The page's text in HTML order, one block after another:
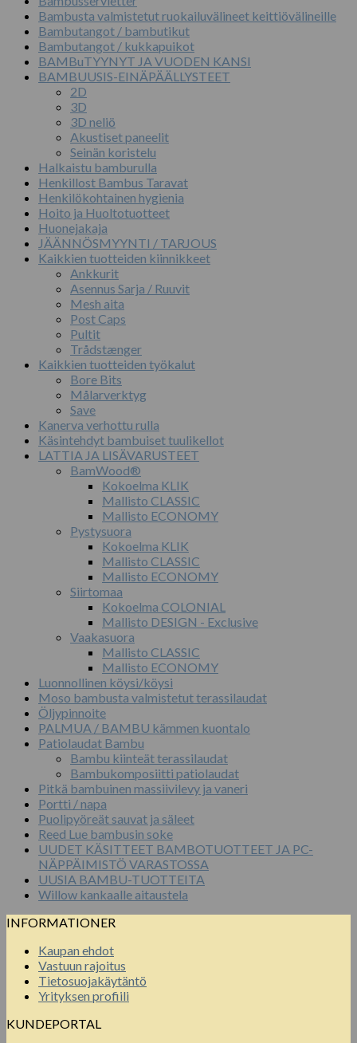
Bambusta valmistetut ruokailuvälineet keittiövälineille
Bambutangot / bambutikut
Bambutangot / kukkapuikot
BAMBuTYYNYT JA VUODEN KANSI
BAMBUUSIS-EINÄPÄÄLLYSTEET
2D
3D
3D neliö
Akustiset paneelit
Seinän koristelu
Halkaistu bamburulla
Henkillost Bambus Taravat
Henkilökohtainen hygienia
Hoito ja Huoltotuotteet
Huonejakaja
JÄÄNNÖSMYYNTI / TARJOUS
Kaikkien tuotteiden kiinnikkeet
Ankkurit
Asennus Sarja / Ruuvit
Mesh aita
Post Caps
Pultit
Trådstænger
Kaikkien tuotteiden työkalut
Bore Bits
Målarverktyg
Save
Kanerva verhottu rulla
Käsintehdyt bambuiset tuulikellot
LATTIA JA LISÄVARUSTEET
BamWood®
Kokoelma KLIK
Mallisto CLASSIC
Mallisto ECONOMY
Pystysuora
Kokoelma KLIK
Mallisto CLASSIC
Mallisto ECONOMY
Siirtomaa
Kokoelma COLONIAL
Mallisto DESIGN - Exclusive
Vaakasuora
Mallisto CLASSIC
Mallisto ECONOMY
Luonnollinen köysi/köysi
Moso bambusta valmistetut terassilaudat
Öljypinnoite
PALMUA / BAMBU kämmen kuontalo
Patiolaudat Bambu
Bambu kiinteät terassilaudat
Bambukomposiitti patiolaudat
Pitkä bambuinen massiivilevy ja vaneri
Portti / napa
Puolipyöreät sauvat ja säleet
Reed Lue bambusin soke
UUDET KÄSITTEET BAMBOTUOTTEET JA PC-
NÄPPÄIMISTÖ VARASTOSSA
UUSIA BAMBU-TUOTTEITA
Willow kankaalle aitaustela
INFORMATIONER
Kaupan ehdot
Vastuun rajoitus
Tietosuojakäytäntö
Yrityksen profiili
KUNDEPORTAL